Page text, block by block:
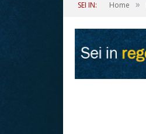
SEI IN: Home »